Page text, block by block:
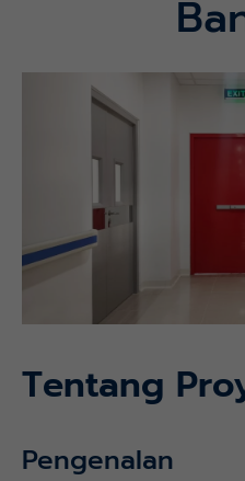
Tentang
Pengenalan